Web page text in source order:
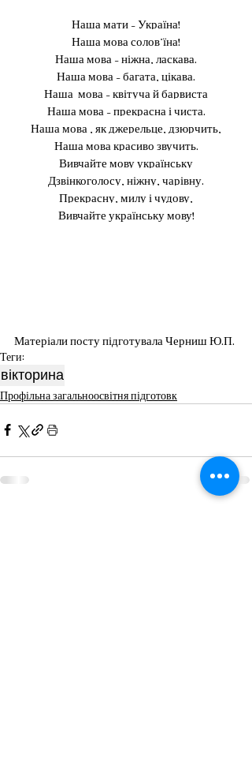
Наша мати – Україна!
Наша мова солов’їна!
Наша мова – ніжна, ласкава.
Наша мова – багата, цікава.
Наша  мова – квітуча й барвиста
Наша мова – прекрасна і чиста.
Наша мова , як джерельце, дзюрчить,
Наша мова красиво звучить.
Вивчайте мову українську
Дзвінкоголосу, ніжну, чарівну.
Прекрасну, милу і чудову,
Вивчайте українську мову!
Матеріали посту підготувала Черниш Ю.П.
Теги:
вікторина
Профільна загальноосвітня підготовк